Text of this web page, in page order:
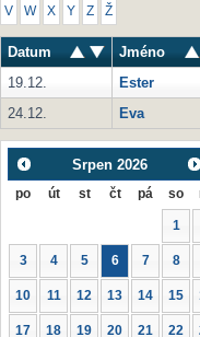
V W X Y Z Ž
Datum Jméno
19.12.
Ester
24.12.
Eva
Srpen 2026
po út st čt pá so
1
3 4 5 6 7 8
10 11 12 13 14 15
17 18 19 20 21 22